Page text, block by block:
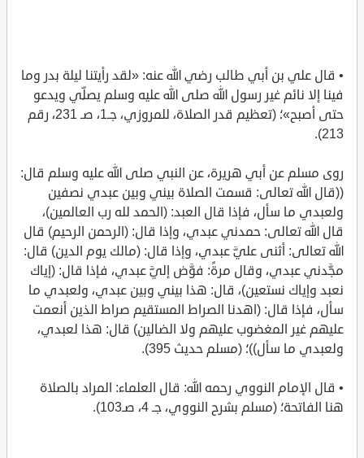
• قال علي بن أبي طالب رضي الله عنه: «لقد رأيتنا ليلة بدر وما
فينا إلا نائم غير رسول الله صلى الله عليه وسلم يصلِّي ويدعو
حتى أصبح»؛ (تعظيم قدر الصلاة، للمروزي، جـ1، صـ 231، رقم
213).
روى مسلم عن أبي هريرة، عن النبي صلى الله عليه وسلم قال:
((قال الله تعالى: قسمت الصلاة بيني وبين عبدي نصفين
ولعبدي ما سأل، فإذا قال العبد: (الحمد لله رب العالمين)،
قال الله تعالى: حمدني عبدي، وإذا قال: (الرحمن الرحيم) قال
الله تعالى: أثنى عليَّ عبدي، وإذا قال: (مالك يوم الدين) قال:
مجَّدني عبدي، وقال مرةً: فوَّض إليَّ عبدي، فإذا قال: (إياك
نعبد وإياك نستعين)، قال: هذا بيني وبين عبدي، ولعبدي ما
سأل، فإذا قال: (اهدنا الصراط المستقيم صراط الذين أنعمت
عليهم غير المغضوب عليهم ولا الضالين) قال: هذا لعبدي،
ولعبدي ما سأل))؛ (مسلم حديث 395).
• قال الإمام النووي رحمه الله: قال العلماء: المراد بالصلاة
هنا الفاتحة؛ (مسلم بشرح النووي، جـ 4، صـ103).